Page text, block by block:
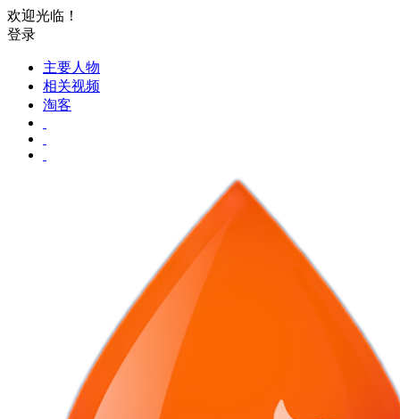
欢迎光临！
登录
主要人物
相关视频
淘客